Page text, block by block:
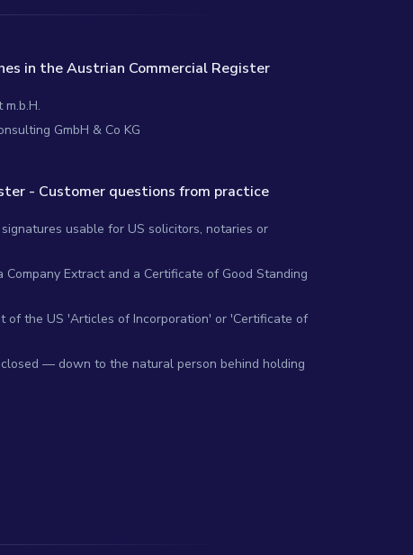
in the Austrian Commercial Register
GmbH & Co KG
- Customer questions from practice
usable for US solicitors, notaries or
Extract and a Certificate of Good Standing
of the US 'Articles of Incorporation' or 'Certificate of
— down to the natural person behind holding